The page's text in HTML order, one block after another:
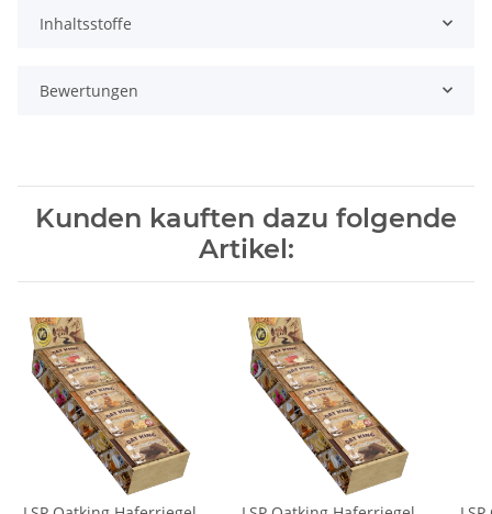
Inhaltsstoffe
Bewertungen
Kunden kauften dazu folgende
Artikel: